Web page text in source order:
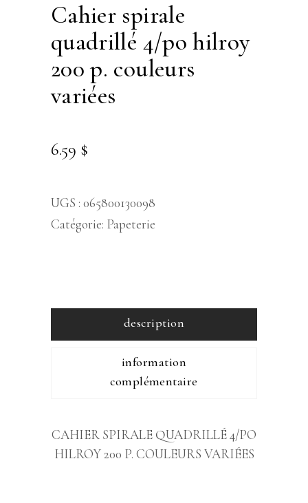
cahier spirale
quadrillé 4/po hilroy
200 p. couleurs
variées
6.59 $
UGS : 065800130098
Catégorie: Papeterie
description
information
complémentaire
CAHIER SPIRALE QUADRILLÉ 4/PO
HILROY 200 P. COULEURS VARIÉES